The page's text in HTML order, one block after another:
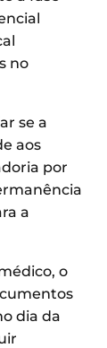
no
se a
aos
por
a
o
dia da